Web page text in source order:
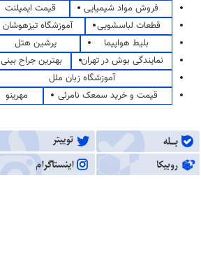
فروش مواد شیمیایی
قیمت ایمپلنت
قطعات لباسشویی
آموزشگاه تیزهوشان
بلیط هواپیما
پرشین هتل
نمایندگی بوش در تهران
بهترین جراح بینی
آموزشگاه زبان ملل
قیمت و خرید سمعک نامرئی
مهرینو